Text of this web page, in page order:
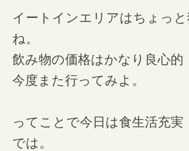
イートインエリアはちょっ
ね。
飲み物の価格はかなり良心的
今度また行ってみよ。
ってことで今日は食生活充実
では。